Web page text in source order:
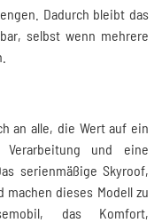
Dadurch bleibt das
selbst wenn mehrere
an alle, die Wert auf ein
Verarbeitung und eine
serienmäßige Skyroof,
machen dieses Modell zu
das Komfort,